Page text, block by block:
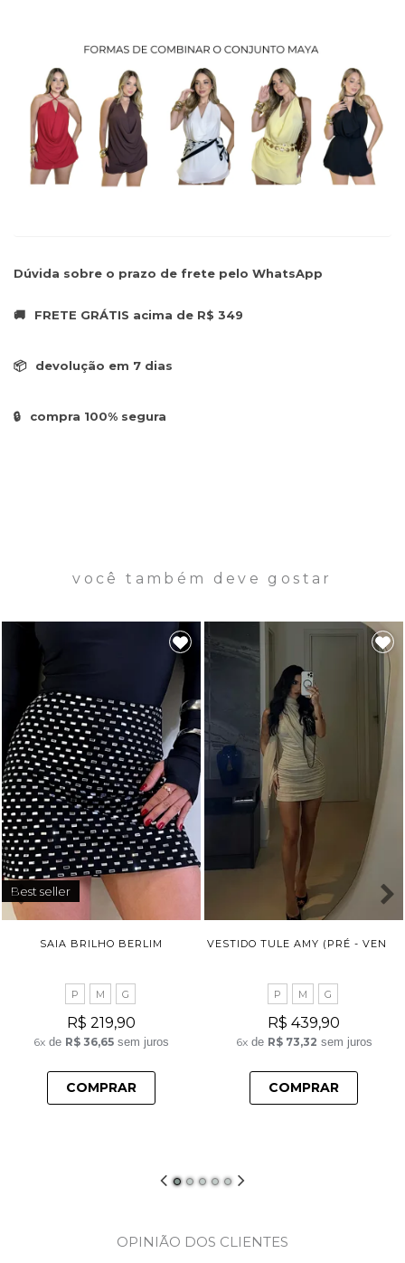
Dúvida sobre o prazo de frete pelo WhatsApp
🚚 FRETE GRÁTIS acima de R$ 349
📦 devolução em 7 dias
🔒 compra 100% segura
você também deve gostar
Best seller
SAIA BRILHO BERLIM
P M G
R$ 219,90
6x de R$ 36,65 sem juros
COMPRAR
P M G
R$ 439,90
6xde R$ 73,32 sem juros
COMPRAR
OPINIÃO DOS CLIENTES